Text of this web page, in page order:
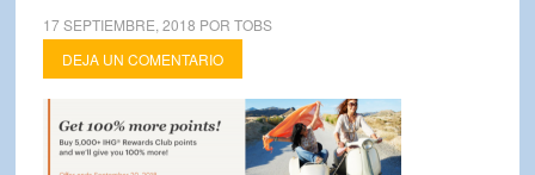
17 SEPTIEMBRE, 2018 POR TOBS
DEJA UN COMENTARIO